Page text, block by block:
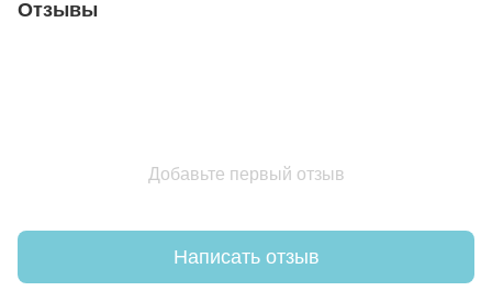
Отзывы
Добавьте первый отзыв
Написать отзыв